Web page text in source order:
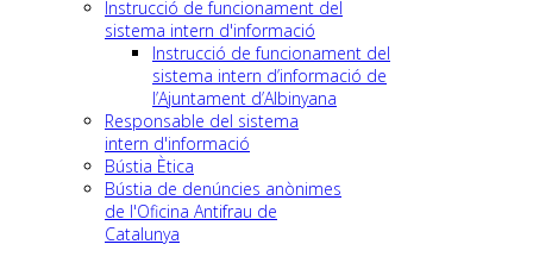
Instrucció de funcionament del
sistema intern d'informació
Instrucció de funcionament del
sistema intern d’informació de
l’Ajuntament d’Albinyana
Responsable del sistema
intern d'informació
Bústia Ètica
Bústia de denúncies anònimes
de l'Oficina Antifrau de
Catalunya